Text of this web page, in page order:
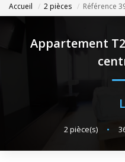
NOS
Nos
Accueil 2 pièces Référence
Appartement
2 pièce(s) •